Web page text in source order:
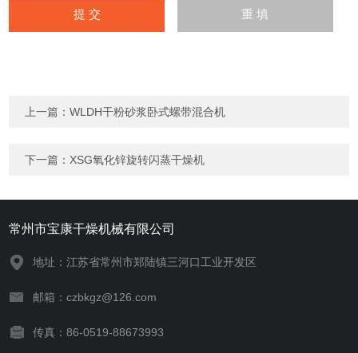
上一篇：WLDH干粉砂浆卧式螺带混合机
下一篇： XSG氧化锌旋转闪蒸干燥机
常州市宝康干燥机械有限公司
地址：江苏省常州市郑陆镇三河口工业开发区
邮箱：czbkgz@126.com
传真：86-0519-88673993